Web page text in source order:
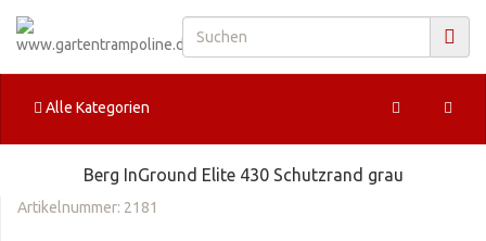
Alle Kategorien
Berg InGround Elite 430 Schutzrand grau
Artikelnummer: 2181